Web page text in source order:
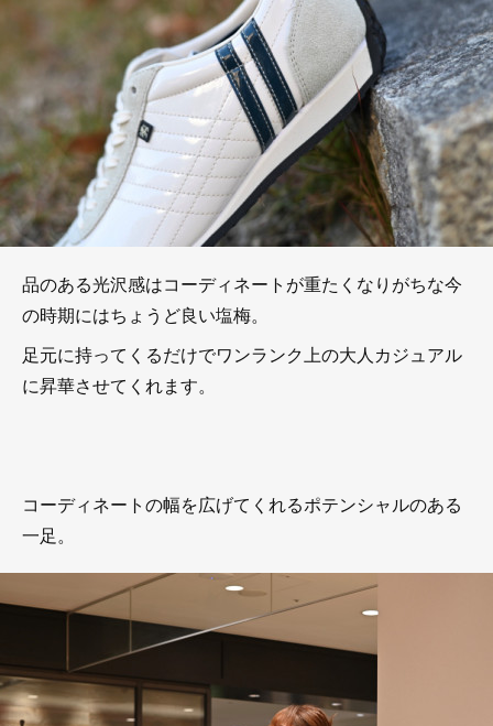
品のある光沢感はコーディネートが重たくなりがちな今
の時期にはちょうど良い塩梅。
足元に持ってくるだけでワンランク上の大人カジュアル
に昇華させてくれます。
コーディネートの幅を広げてくれるポテンシャルのある
一足。